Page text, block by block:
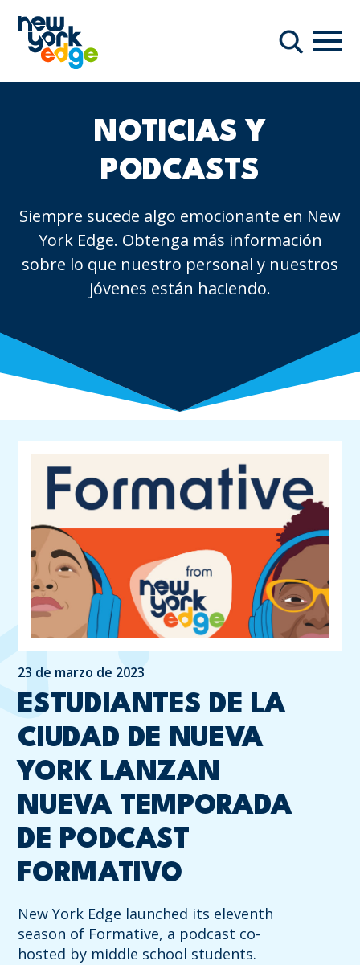
Buscar
NOTICIAS Y
PODCASTS
Siempre sucede algo emocionante en New
York Edge. Obtenga más información
sobre lo que nuestro personal y nuestros
jóvenes están haciendo.
23 de marzo de 2023
ESTUDIANTES DE LA
CIUDAD DE NUEVA
YORK LANZAN
NUEVA TEMPORADA
DE PODCAST
FORMATIVO
New York Edge launched its eleventh
season of Formative, a podcast co-
hosted by middle school students.